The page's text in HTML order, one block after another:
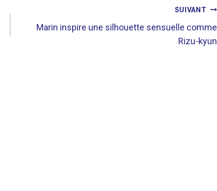
SUIVANT
Marin inspire une silhouette sensuelle comme
Rizu-kyun